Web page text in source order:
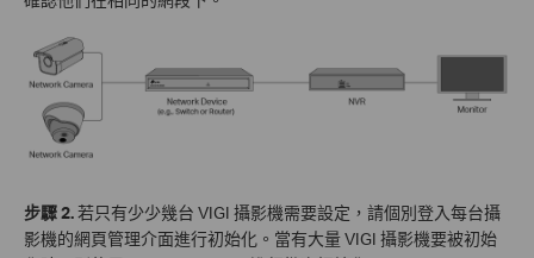
步驟 2.若只有少少幾台 VIGI 攝影機需要設定，請個別登入每台攝
影機的網頁管理介面進行初始化。當有大量 VIGI 攝影機要被初始